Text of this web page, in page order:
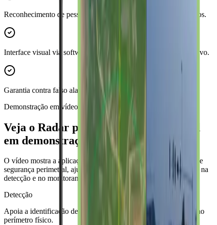
Reconhecimento de pessoas e veículos com classificação de alvos.
Interface visual via software com histórico de rastreamento do alvo.
Garantia contra falso alarme. (Mediante certificação de projeto)
Demonstração em vídeo
Veja o Radar para Proteção Perimetral
em demonstração.
O vídeo mostra a aplicação da tecnologia de radar no contexto de
segurança perimetral, ajudando a visualizar como a solução atua na
detecção e no monitoramento de áreas externas.
Detecção
Apoia a identificação de movimentações antes da aproximação ao
perímetro físico.